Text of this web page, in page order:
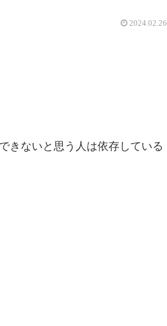
2024.02.26
きないと思う人は依存している